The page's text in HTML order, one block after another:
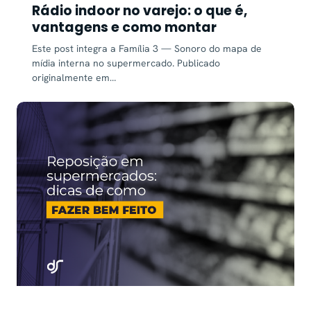
Rádio indoor no varejo: o que é,
vantagens e como montar
Este post integra a Família 3 — Sonoro do mapa de
mídia interna no supermercado. Publicado
originalmente em…